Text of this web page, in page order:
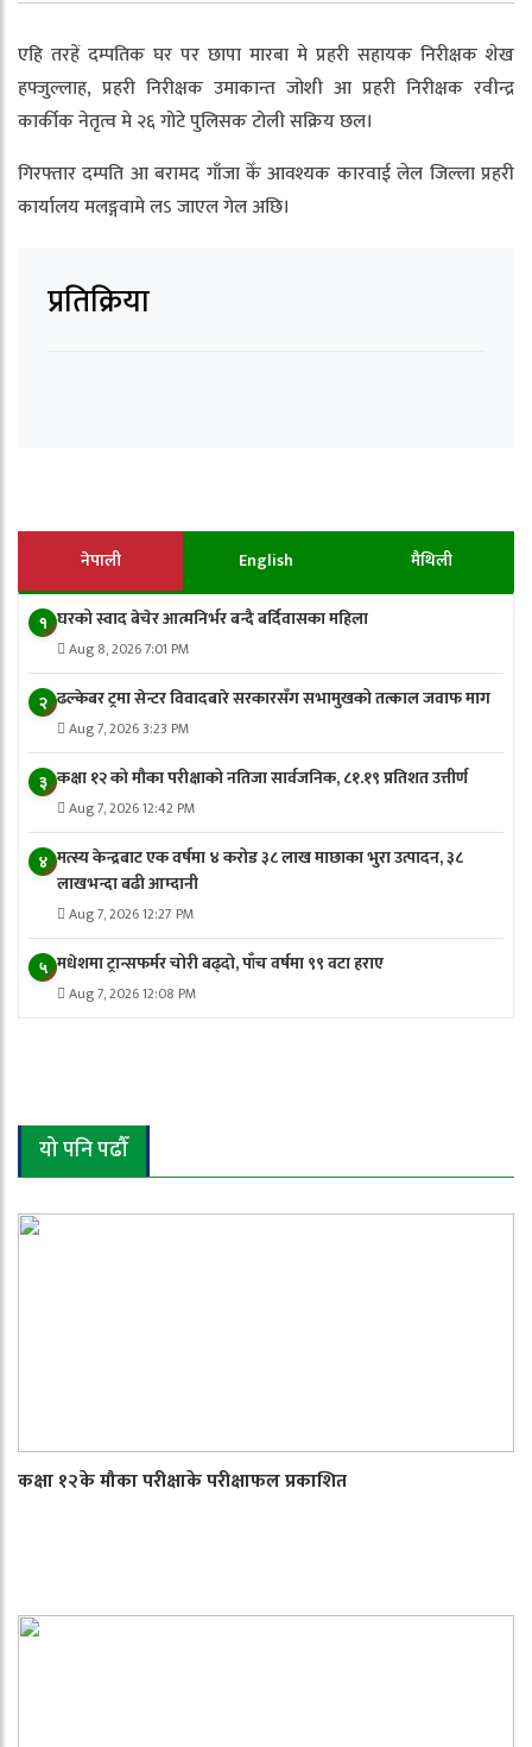
एहि तरहें दम्पतिक घर पर छापा मारबा मे प्रहरी सहायक निरीक्षक शेख
हफ्जुल्लाह, प्रहरी निरीक्षक उमाकान्त जोशी आ प्रहरी निरीक्षक रवीन्द्र
कार्कीक नेतृत्व मे २६ गोटे पुलिसक टोली सक्रिय छल।
गिरफ्तार दम्पति आ बरामद गाँजा केँ आवश्यक कारवाई लेल जिल्ला प्रहरी
कार्यालय मलङ्गवामे लऽ जाएल गेल अछि।
प्रतिक्रिया
नेपाली English मैथिली
१ घरको स्वाद बेचेर आत्मनिर्भर बन्दै बर्दिवासका महिला
Aug 8, 2026 7:01 PM
२ ढल्केबर ट्रमा सेन्टर विवादबारे सरकारसँग सभामुखको तत्काल जवाफ माग
Aug 7, 2026 3:23 PM
३ कक्षा १२ को मौका परीक्षाको नतिजा सार्वजनिक, ८१.१९ प्रतिशत उत्तीर्ण
Aug 7, 2026 12:42 PM
४ मत्स्य केन्द्रबाट एक वर्षमा ४ करोड ३८ लाख माछाका भुरा उत्पादन, ३८
लाखभन्दा बढी आम्दानी
Aug 7, 2026 12:27 PM
५ मधेशमा ट्रान्सफर्मर चोरी बढ्दो, पाँच वर्षमा ९९ वटा हराए
Aug 7, 2026 12:08 PM
यो पनि पढौँ
कक्षा १२के मौका परीक्षाके परीक्षाफल प्रकाशित